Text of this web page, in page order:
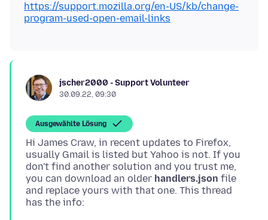
https://support.mozilla.org/en-US/kb/change-
program-used-open-email-links
jscher2000 - Support Volunteer
30.09.22, 09:30
Ausgewählte Lösung
Hi James Craw, in recent updates to Firefox,
usually Gmail is listed but Yahoo is not. If you
don't find another solution and you trust me,
you can download an older handlers.json file
and replace yours with that one. This thread